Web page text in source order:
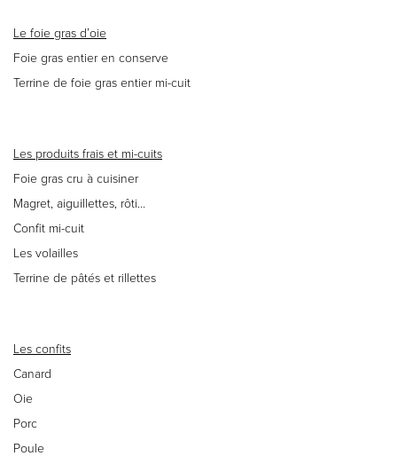
Le foie gras d’oie
Foie gras entier en conserve
Terrine de foie gras entier mi-cuit
Les produits frais et mi-cuits
Foie gras cru à cuisiner
Magret, aiguillettes, rôti…
Confit mi-cuit
Les volailles
Terrine de pâtés et rillettes
Les confits
Canard
Oie
Porc
Poule